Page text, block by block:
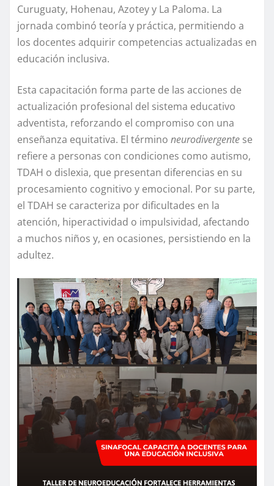
Curuguaty, Hohenau, Azotey y La Paloma. La
jornada combinó teoría y práctica, permitiendo a
los docentes adquirir competencias actualizadas en
educación inclusiva.
Esta capacitación forma parte de las acciones de
actualización profesional del sistema educativo
adventista, reforzando el compromiso con una
enseñanza equitativa. El término neurodivergente se
refiere a personas con condiciones como autismo,
TDAH o dislexia, que presentan diferencias en su
procesamiento cognitivo y emocional. Por su parte,
el TDAH se caracteriza por dificultades en la
atención, hiperactividad o impulsividad, afectando
a muchos niños y, en ocasiones, persistiendo en la
adultez.